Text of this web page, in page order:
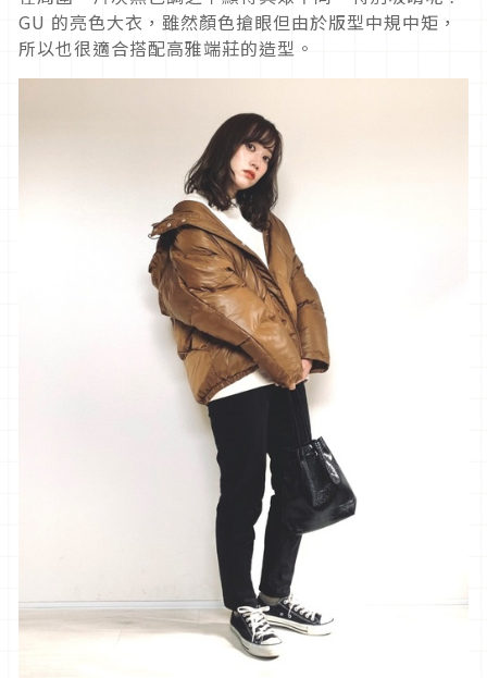
GU 的亮色大衣，雖然顏色搶眼但由於版型中規中矩，
所以也很適合搭配高雅端莊的造型。